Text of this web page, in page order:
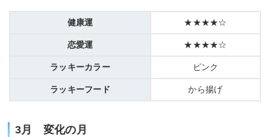
健康運 ★★★★☆
恋愛運 ★★★★☆
ラッキーカラー ピンク
ラッキーフード から揚げ
3月 変化の月